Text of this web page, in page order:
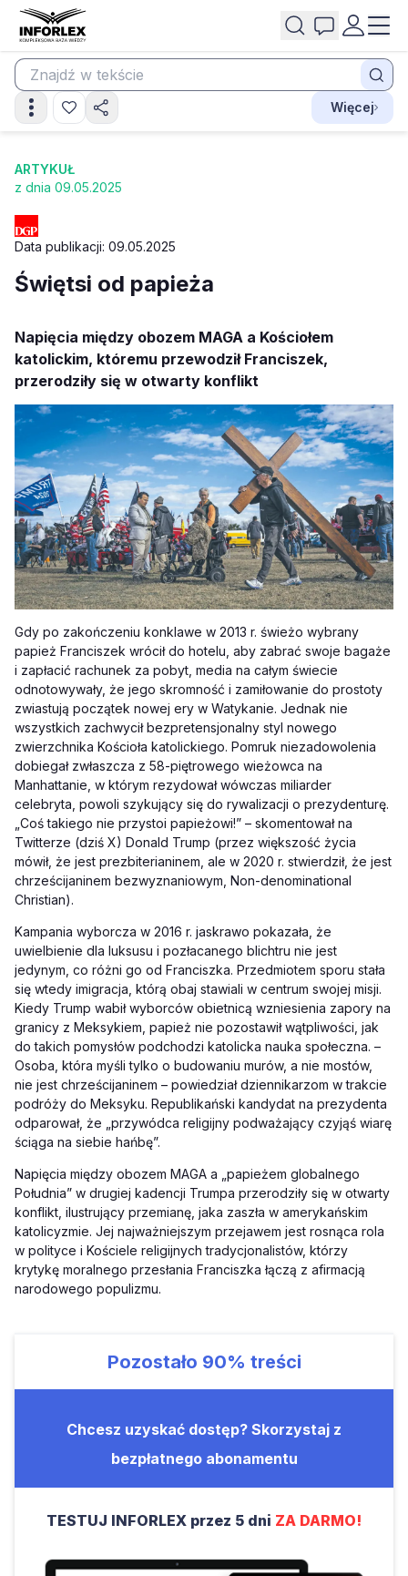
Więcej
ARTYKUŁ
z dnia 09.05.2025
Data publikacji: 09.05.2025
Świętsi od papieża
Napięcia między obozem MAGA a Kościołem
katolickim, któremu przewodził Franciszek,
przerodziły się w otwarty konflikt
Gdy po zakończeniu konklawe w 2013 r. świeżo wybrany
papież Franciszek wrócił do hotelu, aby zabrać swoje bagaże
i zapłacić rachunek za pobyt, media na całym świecie
odnotowywały, że jego skromność i zamiłowanie do prostoty
zwiastują początek nowej ery w Watykanie. Jednak nie
wszystkich zachwycił bezpretensjonalny styl nowego
zwierzchnika Kościoła katolickiego. Pomruk niezadowolenia
dobiegał zwłaszcza z 58-piętrowego wieżowca na
Manhattanie, w którym rezydował wówczas miliarder
celebryta, powoli szykujący się do rywalizacji o prezydenturę.
„Coś takiego nie przystoi papieżowi!” – skomentował na
Twitterze (dziś X) Donald Trump (przez większość życia
mówił, że jest prezbiterianinem, ale w 2020 r. stwierdził, że jest
chrześcijaninem bezwyznaniowym, Non-denominational
Christian).
Kampania wyborcza w 2016 r. jaskrawo pokazała, że
uwielbienie dla luksusu i pozłacanego blichtru nie jest
jedynym, co różni go od Franciszka. Przedmiotem sporu stała
się wtedy imigracja, którą obaj stawiali w centrum swojej misji.
Kiedy Trump wabił wyborców obietnicą wzniesienia zapory na
granicy z Meksykiem, papież nie pozostawił wątpliwości, jak
do takich pomysłów podchodzi katolicka nauka społeczna. –
Osoba, która myśli tylko o budowaniu murów, a nie mostów,
nie jest chrześcijaninem – powiedział dziennikarzom w trakcie
podróży do Meksyku. Republikański kandydat na prezydenta
odparował, że „przywódca religijny podważający czyjąś wiarę
ściąga na siebie hańbę”.
Napięcia między obozem MAGA a „papieżem globalnego
Południa” w drugiej kadencji Trumpa przerodziły się w otwarty
konflikt, ilustrujący przemianę, jaka zaszła w amerykańskim
katolicyzmie. Jej najważniejszym przejawem jest rosnąca rola
w polityce i Kościele religijnych tradycjonalistów, którzy
krytykę moralnego przesłania Franciszka łączą z afirmacją
narodowego populizmu.
Pozostało 90% treści
Chcesz uzyskać dostęp? Skorzystaj z
bezpłatnego abonamentu
TESTUJ INFORLEX przez 5 dni ZA DARMO!